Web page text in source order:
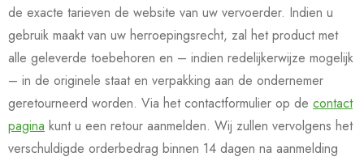
de exacte tarieven de website van uw vervoerder. Indien u
gebruik maakt van uw herroepingsrecht, zal het product met
alle geleverde toebehoren en – indien redelijkerwijze mogelijk
– in de originele staat en verpakking aan de ondernemer
geretourneerd worden. Via het contactformulier op de contact
pagina kunt u een retour aanmelden. Wij zullen vervolgens het
verschuldigde orderbedrag binnen 14 dagen na aanmelding